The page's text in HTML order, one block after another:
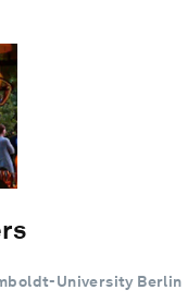
University Berlin